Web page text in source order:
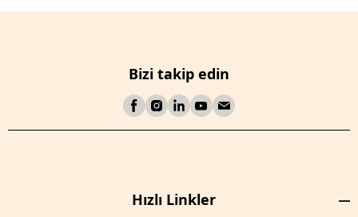
Bizi takip edin
Hızlı Linkler